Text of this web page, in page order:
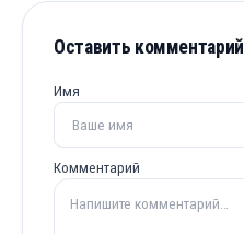
Оставить комментарий
Имя
Комментарий